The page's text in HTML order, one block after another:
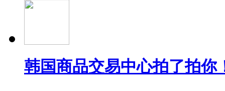
韩国商品交易中心拍了拍你